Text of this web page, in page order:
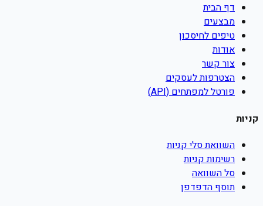
דף הבית
מבצעים
טיפים לחיסכון
אודות
צור קשר
הצטרפות לעסקים
פורטל למפתחים (API)
קניות
השוואת סלי קניות
רשימות קניות
סל השוואה
תוסף הדפדפן